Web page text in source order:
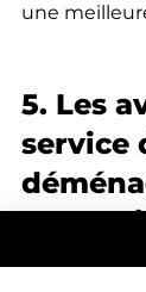
une
5. Les
service